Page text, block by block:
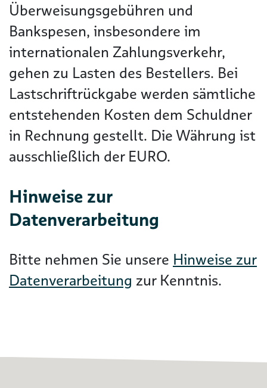
Überweisungsgebühren und
Bankspesen, insbesondere im
internationalen Zahlungsverkehr,
gehen zu Lasten des Bestellers. Bei
Lastschriftrückgabe werden sämtliche
entstehenden Kosten dem Schuldner
in Rechnung gestellt. Die Währung ist
ausschließlich der EURO.
Hinweise zur
Datenverarbeitung
Bitte nehmen Sie unsere Hinweise zur
Datenverarbeitung zur Kenntnis.